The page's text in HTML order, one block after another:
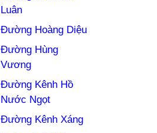
Luân
Đường Hoàng Diệu
Đường Hùng
Vương
Đường Kênh Hồ
Nước Ngọt
Đường Kênh Xáng